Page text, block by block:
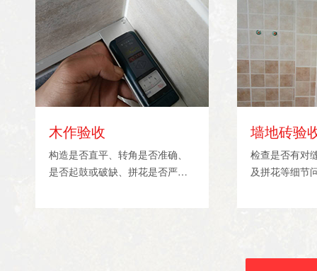
木作验收
构造是否直平、转角是否准确、
是否起鼓或破缺、拼花是否严密
墙地砖验
检查是否有对
及拼花等细节